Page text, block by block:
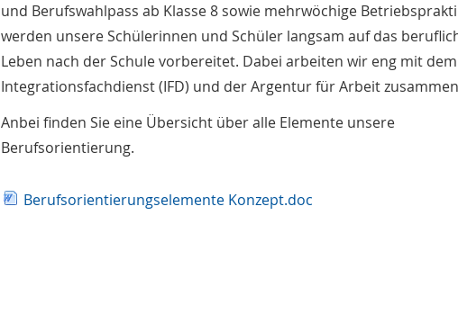
und Berufswahlpass ab Klasse 8 sowie mehrwöchige
werden unsere Schülerinnen und Schüler langsam auf das
Leben nach der Schule vorbereitet. Dabei arbeiten wir eng mit dem
Integrationsfachdienst (IFD) und der Argentur für Arbeit
Anbei finden Sie eine Übersicht über alle Elemente unsere
Berufsorientierung.
Berufsorientierungselemente Konzept.doc